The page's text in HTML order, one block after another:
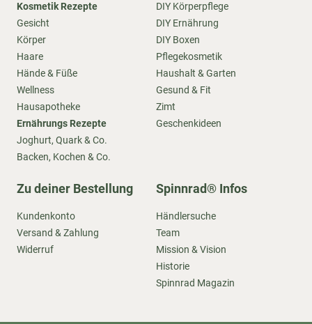
Kosmetik Rezepte
Gesicht
Körper
Haare
Hände & Füße
Wellness
Hausapotheke
Ernährungs Rezepte
Joghurt, Quark & Co.
Backen, Kochen & Co.
DIY Körperpflege
DIY Ernährung
DIY Boxen
Pflegekosmetik
Haushalt & Garten
Gesund & Fit
Zimt
Geschenkideen
Zu deiner Bestellung
Kundenkonto
Versand & Zahlung
Widerruf
Spinnrad® Infos
Händlersuche
Team
Mission & Vision
Historie
Spinnrad Magazin